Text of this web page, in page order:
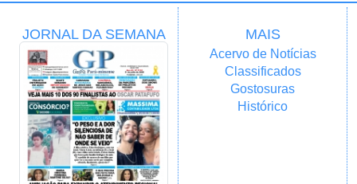
JORNAL DA SEMANA MAIS
Acervo de Notícias
Classificados
Gostosuras
Histórico